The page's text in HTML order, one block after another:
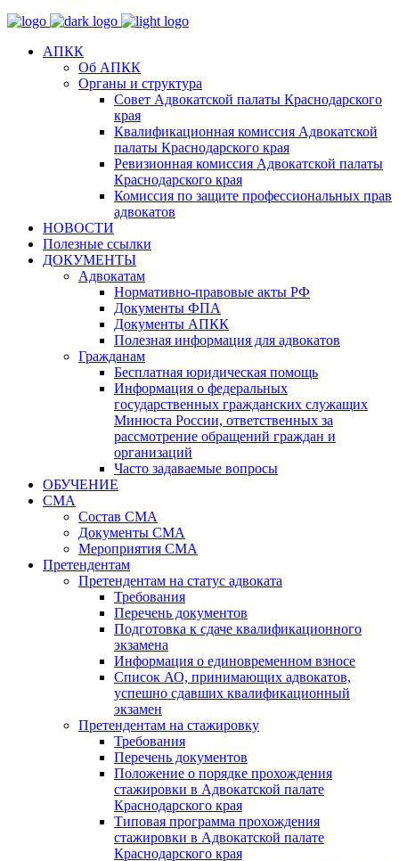
АПКК
Об АПКК
Органы и структура
Совет Адвокатской палаты Краснодарского
края
Квалификационная комиссия Адвокатской
палаты Краснодарского края
Ревизионная комиссия Адвокатской палаты
Краснодарского края
Комиссия по защите профессиональных прав
адвокатов
НОВОСТИ
Полезные ссылки
ДОКУМЕНТЫ
Адвокатам
Нормативно-правовые акты РФ
Документы ФПА
Документы АПКК
Полезная информация для адвокатов
Гражданам
Бесплатная юридическая помощь
Информация о федеральных
государственных гражданских служащих
Минюста России, ответственных за
рассмотрение обращений граждан и
организаций
Часто задаваемые вопросы
ОБУЧЕНИЕ
СМА
Состав СМА
Документы СМА
Мероприятия СМА
Претендентам
Претендентам на статус адвоката
Требования
Перечень документов
Подготовка к сдаче квалификационного
экзамена
Информация о единовременном взносе
Список АО, принимающих адвокатов,
успешно сдавших квалификационный
экзамен
Претендентам на стажировку
Требования
Перечень документов
Положение о порядке прохождения
стажировки в Адвокатской палате
Краснодарского края
Типовая программа прохождения
стажировки в Адвокатской палате
Краснодарского края